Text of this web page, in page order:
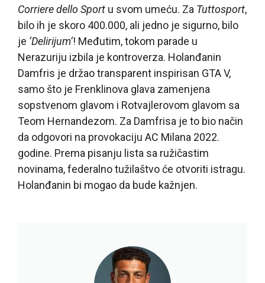
Corriere dello Sport u svom umeću. Za Tuttosport,
bilo ih je skoro 400.000, ali jedno je sigurno, bilo
je ‘Delirijum’! Međutim, tokom parade u
Nerazuriju izbila je kontroverza. Holanđanin
Damfris je držao transparent inspirisan GTA V,
samo što je Frenklinova glava zamenjena
sopstvenom glavom i Rotvajlerovom glavom sa
Teom Hernandezom. Za Damfrisa je to bio način
da odgovori na provokaciju AC Milana 2022.
godine. Prema pisanju lista sa ružičastim
novinama, federalno tužilaštvo će otvoriti istragu.
Holanđanin bi mogao da bude kažnjen.